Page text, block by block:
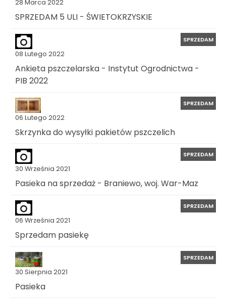
28 Marca 2022
SPRZEDAM 5 ULI - ŚWIETOKRZYSKIE
08 Lutego 2022
SPRZEDAM
Ankieta pszczelarska - Instytut Ogrodnictwa -
PIB 2022
06 Lutego 2022
SPRZEDAM
Skrzynka do wysyłki pakietów pszczelich
30 Września 2021
SPRZEDAM
Pasieka na sprzedaż - Braniewo, woj. War-Maz
06 Września 2021
SPRZEDAM
Sprzedam pasiekę
30 Sierpnia 2021
SPRZEDAM
Pasieka